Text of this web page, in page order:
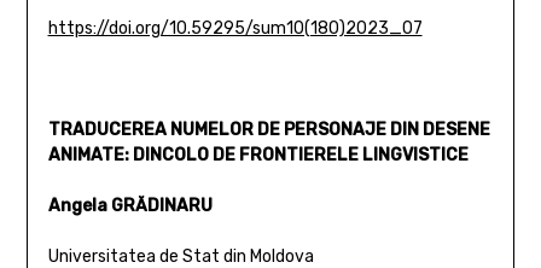
https://doi.org/10.59295/sum10(180)2023_07
TRADUCEREA NUMELOR DE PERSONAJE DIN DESENE
ANIMATE: DINCOLO DE FRONTIERELE LINGVISTICE
Angela GRĂDINARU
Universitatea de Stat din Moldova